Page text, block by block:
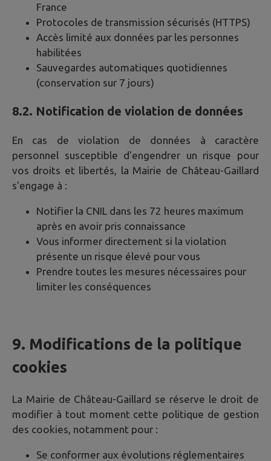
France
Protocoles de transmission sécurisés (HTTPS)
Accès limité aux données par les personnes
habilitées
Sauvegardes automatiques quotidiennes
(conservation sur 7 jours)
8.2. Notification de violation de données
En cas de violation de données à caractère
personnel susceptible d'engendrer un risque pour
vos droits et libertés, la Mairie de Château-Gaillard
s'engage à :
Notifier la CNIL dans les 72 heures maximum
après en avoir pris connaissance
Vous informer directement si la violation
présente un risque élevé pour vous
Prendre toutes les mesures nécessaires pour
limiter les conséquences
9. Modifications de la politique
cookies
La Mairie de Château-Gaillard se réserve le droit de
modifier à tout moment cette politique de gestion
des cookies, notamment pour :
Se conformer aux évolutions réglementaires